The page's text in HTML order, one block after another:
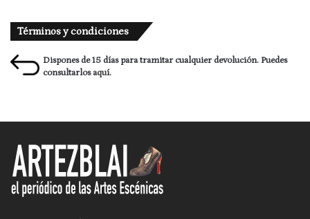
Términos y condiciones
Dispones de 15 días para tramitar cualquier devolución. Puedes
consultarlosaquí.